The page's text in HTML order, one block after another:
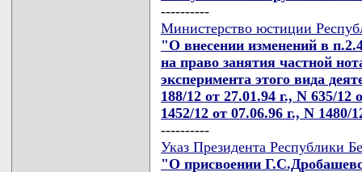
----------
Министерство юстиции
"О внесении изменений в
на право занятия частной
эксперимента этого вида
188/12 от 27.01.94 г., N 635/12
1452/12 от 07.06.96 г., N 1480/
----------
Указ Президента Республики
"О присвоении